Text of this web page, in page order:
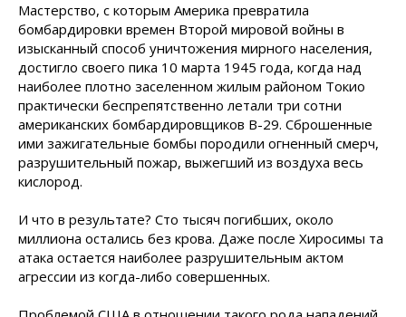
Мастерство, с которым Америка превратила
бомбардировки времен Второй мировой войны в
изысканный способ уничтожения мирного населения,
достигло своего пика 10 марта 1945 года, когда над
наиболее плотно заселенном жилым районом Токио
практически беспрепятственно летали три сотни
американских бомбардировщиков B-29. Сброшенные
ими зажигательные бомбы породили огненный смерч,
разрушительный пожар, выжегший из воздуха весь
кислород.
И что в результате? Сто тысяч погибших, около
миллиона остались без крова. Даже после Хиросимы та
атака остается наиболее разрушительным актом
агрессии из когда-либо совершенных.